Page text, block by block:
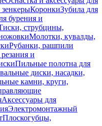
КоронкиЗубила для
бурения и
струбцины,
Молотки, кувалды,
Рубанки, рашпили
и
Пильные полотна для
диски, насадки,
камни, круги,
Аксессуары для
Электромонтажный
Плоскогубцы,